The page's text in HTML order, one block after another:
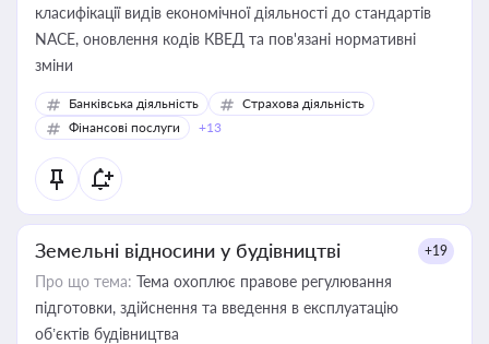
класифікації видів економічної діяльності до стандартів
NACE, оновлення кодів КВЕД та пов'язані нормативні
зміни
Банківська діяльність
Страхова діяльність
Фінансові послуги
+13
Земельні відносини у будівництві +19
Про що тема: Тема охоплює правове регулювання
підготовки, здійснення та введення в експлуатацію
об’єктів будівництва